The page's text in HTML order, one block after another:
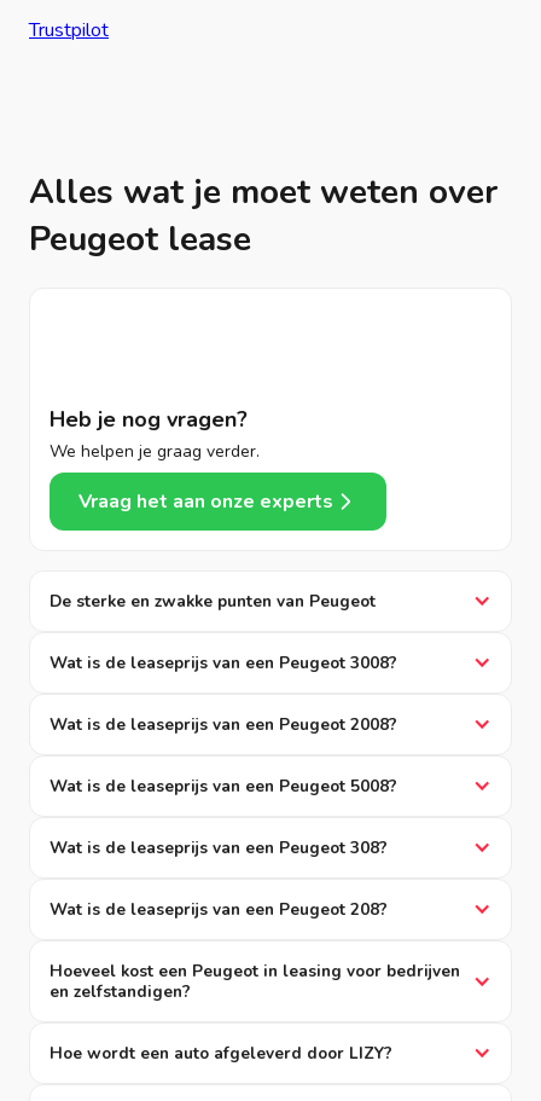
Trustpilot
Alles wat je moet weten over
Peugeot lease
Heb je nog vragen?
We helpen je graag verder.
Vraag het aan onze experts
De sterke en zwakke punten van Peugeot
Wat is de leaseprijs van een Peugeot 3008?
Wat is de leaseprijs van een Peugeot 2008?
Wat is de leaseprijs van een Peugeot 5008?
Wat is de leaseprijs van een Peugeot 308?
Wat is de leaseprijs van een Peugeot 208?
Hoeveel kost een Peugeot in leasing voor bedrijven
en zelfstandigen?
Hoe wordt een auto afgeleverd door LIZY?